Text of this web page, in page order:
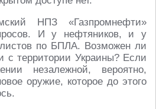
НПЗ «Газпромнефти»
И у нефтяников, и у
по БПЛА. Возможен ли
с территории Украины? Если
незалежной, вероятно,
оружие, которое до этого